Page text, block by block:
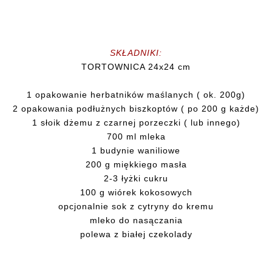
SKŁADNIKI:
TORTOWNICA 24x24 cm
1 opakowanie herbatników maślanych ( ok. 200g)
2 opakowania podłużnych biszkoptów ( po 200 g każde)
1 słoik dżemu z czarnej porzeczki ( lub innego)
700 ml mleka
1 budynie waniliowe
200 g miękkiego masła
2-3 łyżki cukru
100 g wiórek kokosowych
opcjonalnie sok z cytryny do kremu
mleko do nasączania
polewa z białej czekolady